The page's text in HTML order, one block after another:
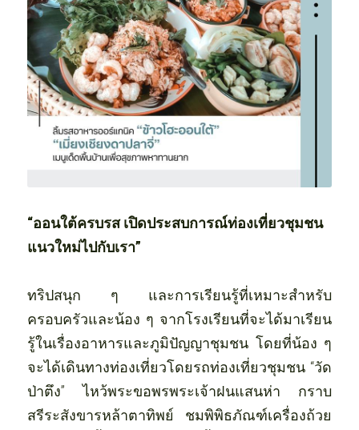
“ออนใต้ครบรส เปิดประสบการณ์ท่องเที่ยวชุมชน
แนวใหม่ไปกับเรา”
ทริปสนุก ๆ และการเรียนรู้ที่เหมาะสำหรับ
ครอบครัวและน้อง ๆ จากโรงเรียนที่จะได้มาเรียน
รู้ในเรื่องอาหารและภูมิปัญญาชุมชน โดยที่น้อง ๆ
จะได้เดินทางท่องเที่ยวโดยรถท่องเที่ยวชุมชน “วัด
ป่าตึง” ไหว้พระขอพรพระเจ้าฝนแสนห่า กราบ
สรีระสังขารหล้า​ตาทิพย์​ ชมพิพิธภัณฑ์เครื่องถ้วย